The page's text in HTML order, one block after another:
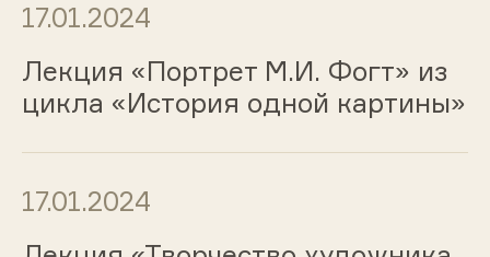
17.01.2024
Лекция «Портрет М.И. Фогт» из
цикла «История одной картины»
17.01.2024